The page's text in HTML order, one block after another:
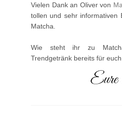
Vielen Dank an Oliver von
tollen und sehr informativen
Matcha.
Wie steht ihr zu
Trendgetränk bereits für